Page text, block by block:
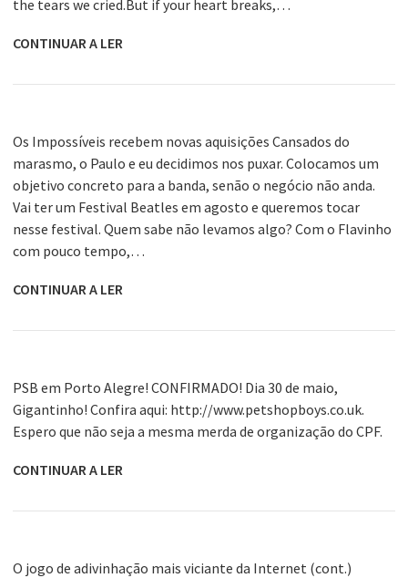
the tears we cried.But if your heart breaks,…
CONTINUAR A LER
Os Impossíveis recebem novas aquisições Cansados do
marasmo, o Paulo e eu decidimos nos puxar. Colocamos um
objetivo concreto para a banda, senão o negócio não anda.
Vai ter um Festival Beatles em agosto e queremos tocar
nesse festival. Quem sabe não levamos algo? Com o Flavinho
com pouco tempo,…
CONTINUAR A LER
PSB em Porto Alegre! CONFIRMADO! Dia 30 de maio,
Gigantinho! Confira aqui: http://www.petshopboys.co.uk.
Espero que não seja a mesma merda de organização do CPF.
CONTINUAR A LER
O jogo de adivinhação mais viciante da Internet (cont.)